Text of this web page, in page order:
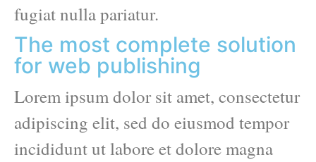
fugiat nulla pariatur.
The most complete solution
for web publishing
Lorem ipsum dolor sit amet, consectetur
adipiscing elit, sed do eiusmod tempor
incididunt ut labore et dolore magna